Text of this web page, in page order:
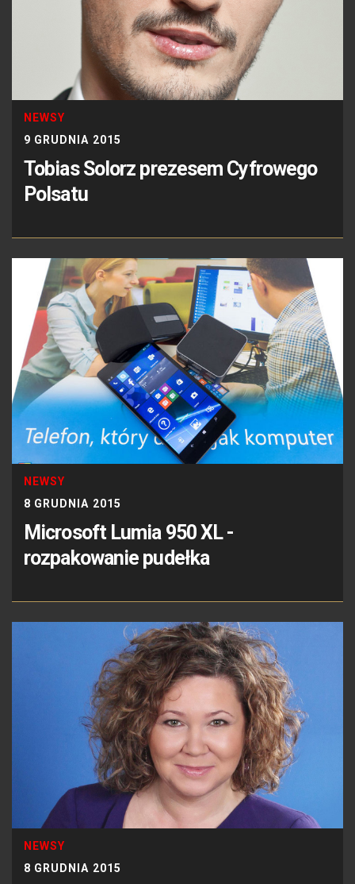
NEWSY
9 GRUDNIA 2015
Tobias Solorz prezesem Cyfrowego
Polsatu
NEWSY
8 GRUDNIA 2015
Microsoft Lumia 950 XL -
rozpakowanie pudełka
NEWSY
8 GRUDNIA 2015